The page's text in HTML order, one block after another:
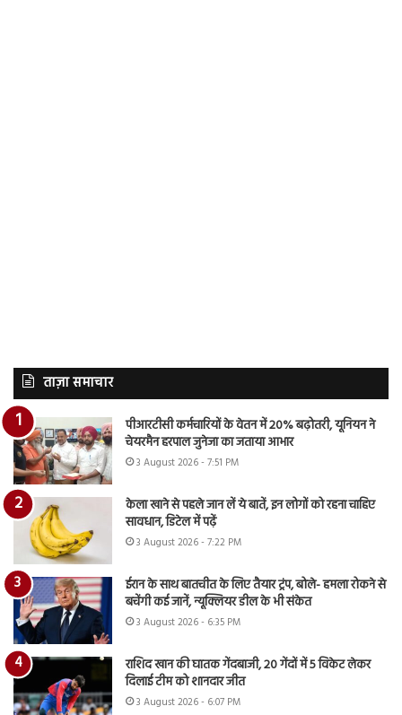
ताज़ा समाचार
पीआरटीसी कर्मचारियों के वेतन में 20% बढ़ोतरी, यूनियन ने
चेयरमैन हरपाल जुनेजा का जताया आभार
3 August 2026 - 7:51 PM
केला खाने से पहले जान लें ये बातें, इन लोगों को रहना चाहिए
सावधान, डिटेल में पढ़ें
3 August 2026 - 7:22 PM
ईरान के साथ बातचीत के लिए तैयार ट्रंप, बोले- हमला रोकने से
बचेंगी कई जानें, न्यूक्लियर डील के भी संकेत
3 August 2026 - 6:35 PM
राशिद खान की घातक गेंदबाजी, 20 गेंदों में 5 विकेट लेकर
दिलाई टीम को शानदार जीत
3 August 2026 - 6:07 PM